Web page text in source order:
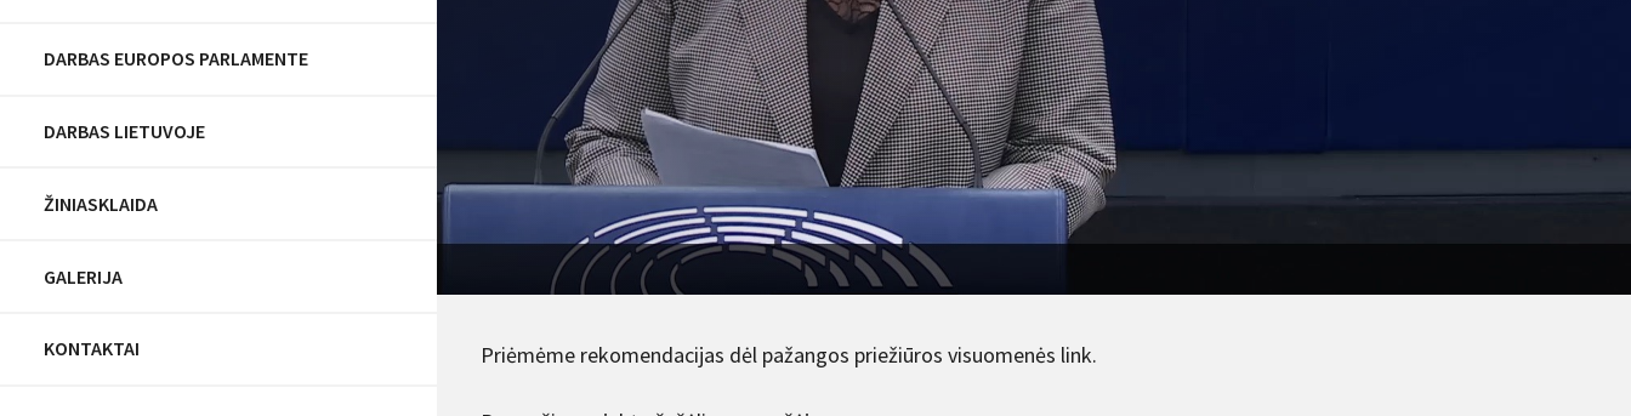
DARBAS EUROPOS PARLAMENTE
DARBAS LIETUVOJE
ŽINIASKLAIDA
GALERIJA
KONTAKTAI Priėmėme rekomendacijas dėl pažangos priežiūros visuomenės link.